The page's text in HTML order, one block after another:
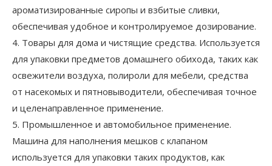
ароматизированные сиропы и взбитые сливки,
обеспечивая удобное и контролируемое дозирование.
4. Товары для дома и чистящие средства. Используется
для упаковки предметов домашнего обихода, таких как
освежители воздуха, полироли для мебели, средства
от насекомых и пятновыводители, обеспечивая точное
и целенаправленное применение.
5. Промышленное и автомобильное применение.
Машина для наполнения мешков с клапаном
используется для упаковки таких продуктов, как